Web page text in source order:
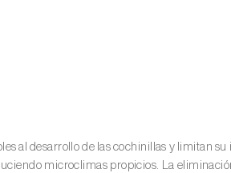
al desarrollo de las cochinillas y limitan su
microclimas propicios. La